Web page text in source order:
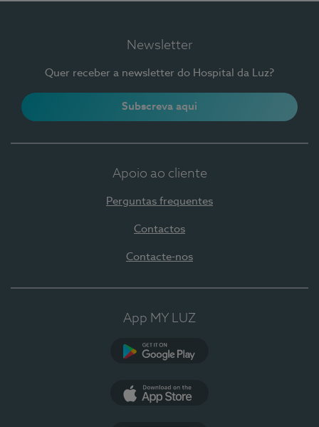
Newsletter
Quer receber a newsletter do Hospital da Luz?
Subscreva aqui
Apoio ao cliente
Perguntas frequentes
Contactos
Contacte-nos
App MY LUZ